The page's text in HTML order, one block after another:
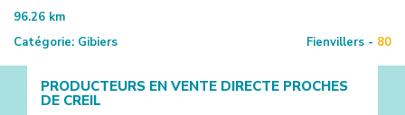
96.26 km
Catégorie: Gibiers Fienvillers - 80
PRODUCTEURS EN VENTE DIRECTE PROCHES
DE CREIL